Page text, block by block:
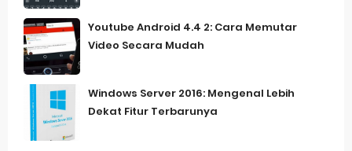
Youtube Android 4.4 2: Cara Memutar
Video Secara Mudah
Windows Server 2016: Mengenal Lebih
Dekat Fitur Terbarunya